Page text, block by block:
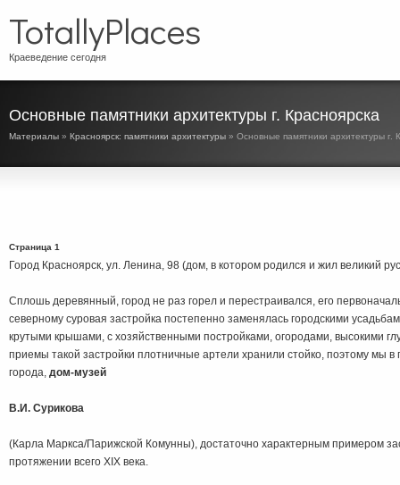
TotallyPlaces
Краеведение сегодня
Основные памятники архитектуры г. Красноярска
Материалы » Красноярск: памятники архитектуры » Основные памятники архитектуры г.
Страница 1
Город Красноярск, ул. Ленина, 98 (дом, в котором родился и жил великий
Сплошь деревянный, город не раз горел и перестраивался, его
северному суровая застройка постепенно заменялась городскими
крутыми крышами, с хозяйственными постройками, огородами, высокими
приемы такой застройки плотничные артели хранили стойко, поэтому мы в
города, дом-музей
В.И. Сурикова
(Карла Маркса/Парижской Комунны), достаточно характерным примером
протяжении всего XIX века.